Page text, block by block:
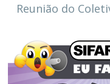
Reunião do